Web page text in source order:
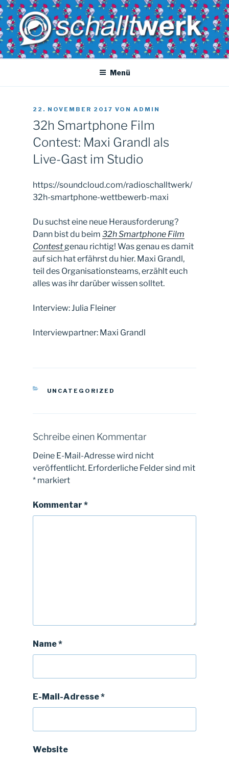
Zum
Inhalt
springen
SCHALLTWERK
Dein radio. Deine musik. Dein Uni-versum
Menü
VERÖFFENTLICHT
AM
22. NOVEMBER 2017 VON ADMIN
32h Smartphone Film
Contest: Maxi Grandl als
Live-Gast im Studio
https://soundcloud.com/radioschalltwerk/
32h-smartphone-wettbewerb-maxi
Du suchst eine neue Herausforderung?
Dann bist du beim 32h Smartphone Film
Contestgenau richtig! Was genau es damit
auf sich hat erfährst du hier. Maxi Grandl,
teil des Organisationsteams, erzählt euch
alles was ihr darüber wissen solltet.
Interview: Julia Fleiner
Interviewpartner: Maxi Grandl
KATEGORIEN
UNCATEGORIZED
Schreibe einen Kommentar
Deine E-Mail-Adresse wird nicht
veröffentlicht. Erforderliche Felder sind mit
* markiert
Kommentar *
Name*
E-Mail-Adresse*
Website